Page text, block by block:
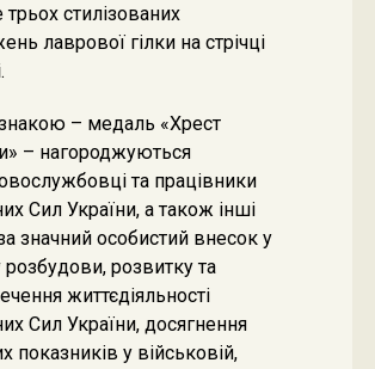
стилізованих
лаврової гілки на стрічці
– медаль «Хрест
– нагороджуються
та працівники
Сил України, а також інші
значний особистий внесок у
розбудови, розвитку та
життєдіяльності
Сил України, досягнення
показників у військовій,